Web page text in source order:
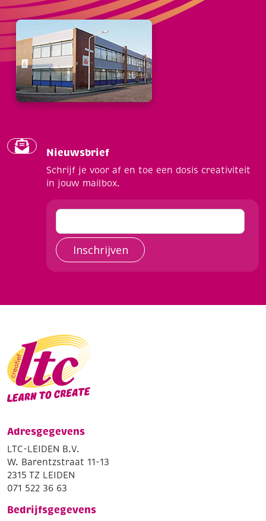
Nieuwsbrief
Schrijf je voor af en toe een dosis creativiteit
in jouw mailbox.
Inschrijven
Adresgegevens
LTC-LEIDEN B.V.
W. Barentzstraat 11-13
2315 TZ LEIDEN
071 522 36 63
Bedrijfsgegevens